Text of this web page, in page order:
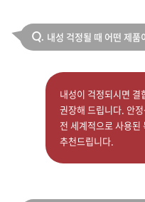
Q. 내성 걱정될 때 어떤 제품
내성이 걱정되시면 결
권장해 드립니다. 안
전 세계적으로 사용된
추천드립니다.